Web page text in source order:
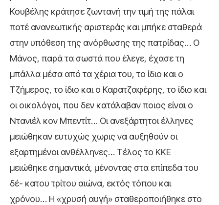
Κουβέλης κράτησε ζωντανή την τιμή της πάλαι
ποτέ ανανεωτικής αριστεράς και μπήκε σταθερά
στην υπόθεση της ανόρθωσης της πατρίδας… Ο
Μάνος, παρά τα σωστά που έλεγε, έχασε τη
μπάλλα μέσα από τα χέρια του, το ίδιο και ο
Τζήμερος, το ίδιο και ο Καρατζαφέρης, το ίδιο και
οι οικολόγοι, που δεν κατάλαβαν ποιος είναι ο
Ντανιέλ κον Μπεντίτ… Οι ανεξάρτητοι έλληνες
μειώθηκαν ευτυχώς χωρις να αυξηθούν οι
εξαρτημένοι ανθέλληνες… Τέλος το ΚΚΕ
μειώθηκε σημαντικά, μένοντας στα επίπεδα του
δέ- κατου τρίτου αιώνα, εκτός τόπου και
χρόνου… Η «χρυσή αυγή» σταθεροποιήθηκε στο